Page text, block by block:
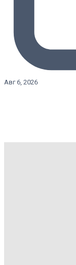
Авг 6, 2026